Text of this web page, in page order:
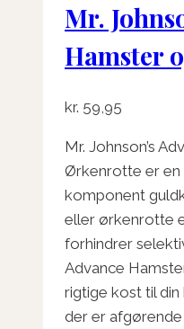
Mr.
Hamster
kr. 59,95
Mr. Johnson’s
Ørkenrotte er
komponent
eller ørkenrotte
forhindrer
Advance
rigtige kost til
der er